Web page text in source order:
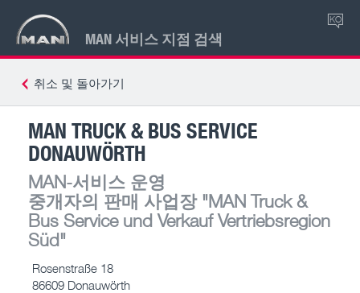
MAN 서비스 지점 검색
KO
취소 및 돌아가기
MAN TRUCK & BUS SERVICE
DONAUWÖRTH
MAN-서비스 운영
중개자의 판매 사업장"MAN Truck &
Bus Service und Verkauf Vertriebsregion
Süd"
Rosenstraße 18
86609 Donauwörth